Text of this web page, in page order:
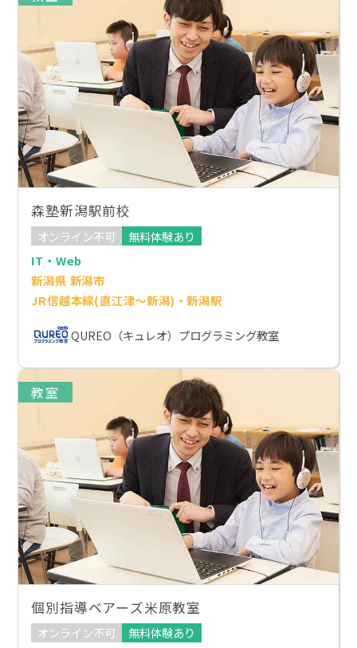
森塾新潟駅前校
オンライン不可
無料体験あり
IT・Web
新潟県 新潟市
JR信越本線(直江津～新潟)・新潟駅
QUREO（キュレオ）プログラミング教室
教室
個別指導ベアーズ米原教室
オンライン不可
無料体験あり